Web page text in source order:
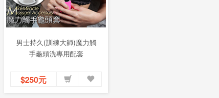
男士持久(訓練大師)魔力觸
手龜頭洗專用配套
$250元